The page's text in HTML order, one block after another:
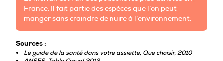
France. Il fait partie des espèces que l’on peut
manger sans craindre de nuire à l’environnement.
Sources :
Le guide de la santé dans votre assiette, Que choisir, 2010